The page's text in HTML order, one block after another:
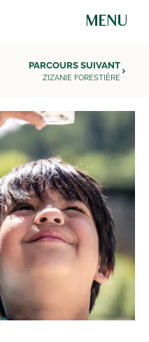
MENU
PARCOURS SUIVANT
ZIZANIE FORESTIÈRE